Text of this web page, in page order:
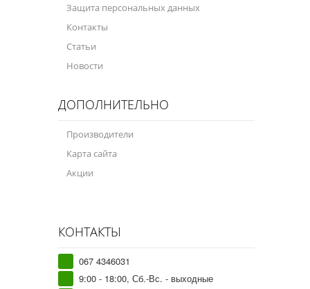
Защита персональных данных
Контакты
Статьи
Новости
ДОПОЛНИТЕЛЬНО
Производители
Карта сайта
Акции
КОНТАКТЫ
067 4346031
9:00 - 18:00, Сб.-Вс. - выходные